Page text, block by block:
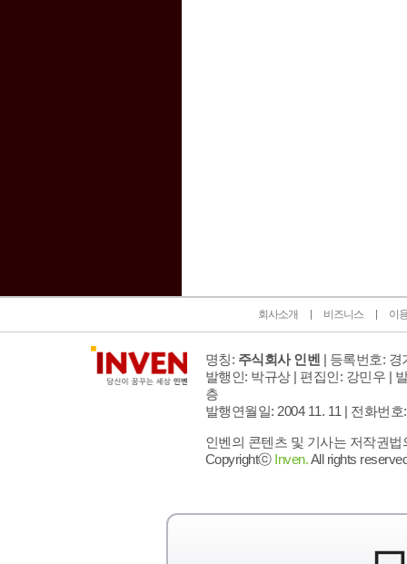
회사소개 비즈니스 이
명칭: 주식회사 인벤 | 등록번호: 경
발행인: 박규상 | 편집인: 강민우 |
층
발행연월일: 2004 11. 11 | 전화번호
인벤의 콘텐츠 및 기사는 저작권
Copyrightⓒ Inven.All rights